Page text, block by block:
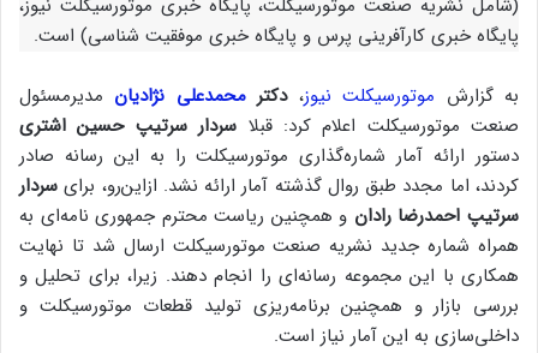
(شامل نشریه صنعت موتورسیکلت، پایگاه خبری موتورسیکلت نیوز،
پایگاه خبری کارآفرینی پرس و پایگاه خبری موفقیت شناسی) است.
به گزارش موتورسیکلت نیوز،دکترمحمدعلی نژادیان مدیرمسئول
صنعت موتورسیکلت اعلام کرد: قبلا سردار سرتیپ حسین اشتری
دستور ارائه آمار شماره‌گذاری موتورسیکلت را به این رسانه صادر
کردند، اما مجدد طبق روال گذشته آمار ارائه نشد. ازاین‌رو، برای سردار
سرتیپ احمدرضا رادان و همچنین ریاست محترم جمهوری نامه‌ای به
همراه شماره جدید نشریه صنعت موتورسیکلت ارسال شد تا نهایت
همکاری با این مجموعه رسانه‌ای را انجام دهند. زیرا، برای تحلیل و
بررسی بازار و همچنین برنامه‌ریزی تولید قطعات موتورسیکلت و
داخلی‌سازی به این آمار نیاز است.